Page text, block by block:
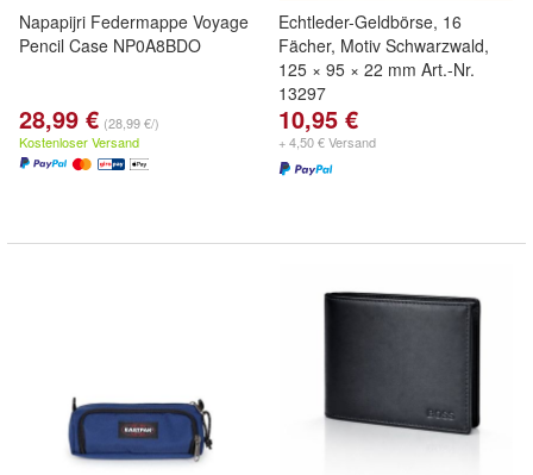
Napapijri Federmappe Voyage
Pencil Case NP0A8BDO
28,99 € (28,99 €/)
Kostenloser Versand
Echtleder-Geldbörse, 16
Fächer, Motiv Schwarzwald,
125 × 95 × 22 mm Art.-Nr.
13297
10,95 €
+ 4,50 € Versand